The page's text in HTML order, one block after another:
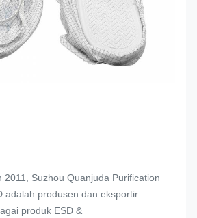
2011, Suzhou Quanjuda Purification
adalah produsen dan eksportir
produk ESD &